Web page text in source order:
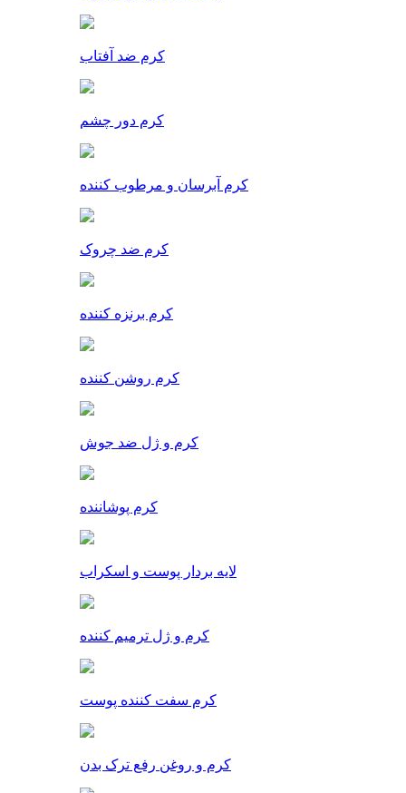
کرم ضد آفتاب
کرم دور چشم
کرم آبرسان و مرطوب کننده
کرم ضد چروک
کرم برنزه کننده
کرم روشن کننده
کرم و ژل ضد جوش
کرم پوشاننده
لایه بردار پوست و اسکراب
کرم و ژل ترمیم کننده
کرم سفت کننده پوست
کرم و روغن رفع ترک بدن